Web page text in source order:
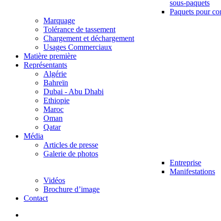
sous-paquets
Paquets pour
Marquage
Tolérance de tassement
Chargement et déchargement
Usages Commerciaux
Matière première
Représentants
Algérie
Bahreïn
Dubai - Abu Dhabi
Ethiopie
Maroc
Oman
Qatar
Média
Articles de presse
Galerie de photos
Entreprise
Manifestations
Vidéos
Brochure d’image
Contact